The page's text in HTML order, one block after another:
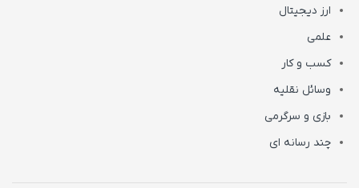
ارز دیجیتال
علمی
کسب و کار
وسائل نقلیه
بازی و سرگرمی
چند رسانه ای